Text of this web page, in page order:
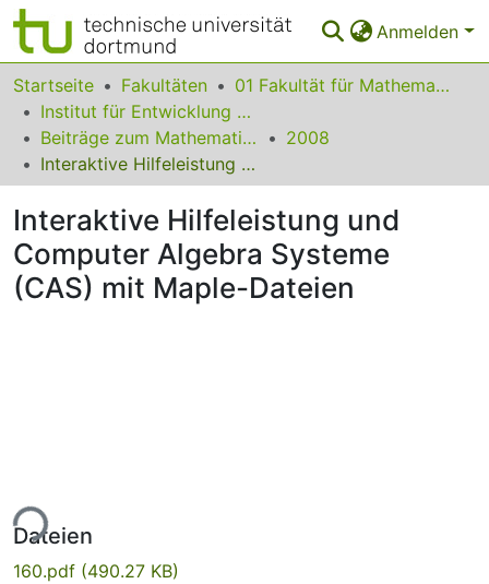
Anmelden
Bereiche & Sammlungen
Das gesamte Repositorium
Statistiken
FAQ
Leitlinien
Zurück zur Startseite
Startseite Fakultäten
01 Fakultät für Mathematik
Institut für Entwicklung und Erforschung des Mathematikunterrichts
Beiträge zum Mathematikunterricht
2008
Interaktive Hilfeleistung und Computer Algebra Systeme (CAS) mit Maple-Dateien
Interaktive Hilfeleistung und
Computer Algebra Systeme
(CAS) mit Maple-Dateien
Dateien
160.pdf (490.27 KB)